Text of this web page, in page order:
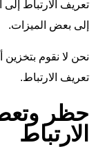
تعريف الارتباط
إلى بعض الميزات.
نحن لا نقوم
تعريف الارتباط.
حظر
الارتباط